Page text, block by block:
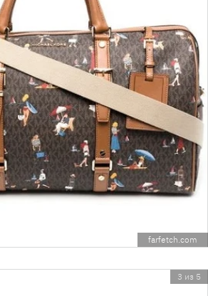
farfetch.com
3 из 5